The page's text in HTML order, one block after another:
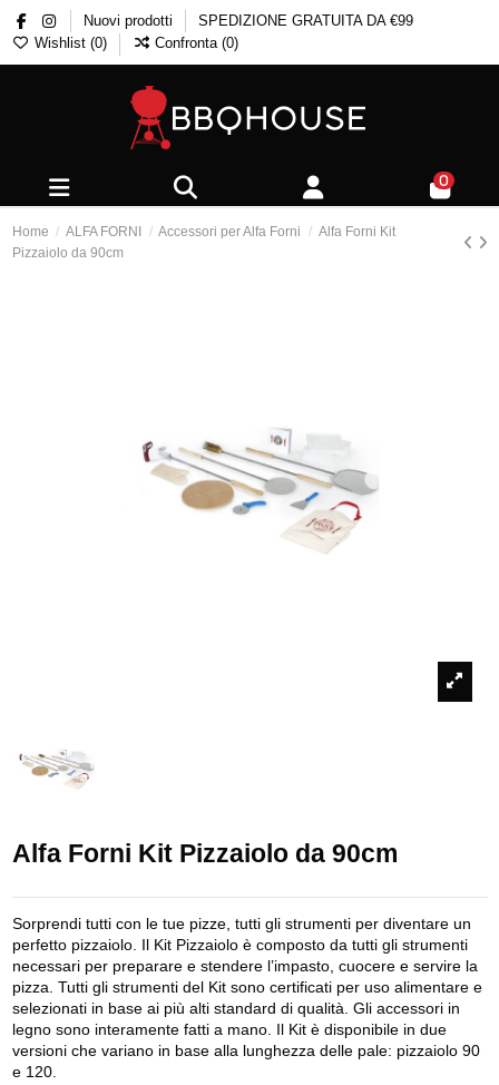
Nuovi prodotti
SPEDIZIONE GRATUITA DA €99
Wishlist (0) Confronta (0)
0
Home ALFA FORNI Accessori per Alfa Forni
Alfa Forni Kit
Pizzaiolo da 90cm
Alfa Forni Kit Pizzaiolo da 90cm
Sorprendi tutti con le tue pizze, tutti gli strumenti per diventare un
perfetto pizzaiolo. Il Kit Pizzaiolo è composto da tutti gli strumenti
necessari per preparare e stendere l’impasto, cuocere e servire la
pizza. Tutti gli strumenti del Kit sono certificati per uso alimentare e
selezionati in base ai più alti standard di qualità. Gli accessori in
legno sono interamente fatti a mano. Il Kit è disponibile in due
versioni che variano in base alla lunghezza delle pale: pizzaiolo 90
e 120.